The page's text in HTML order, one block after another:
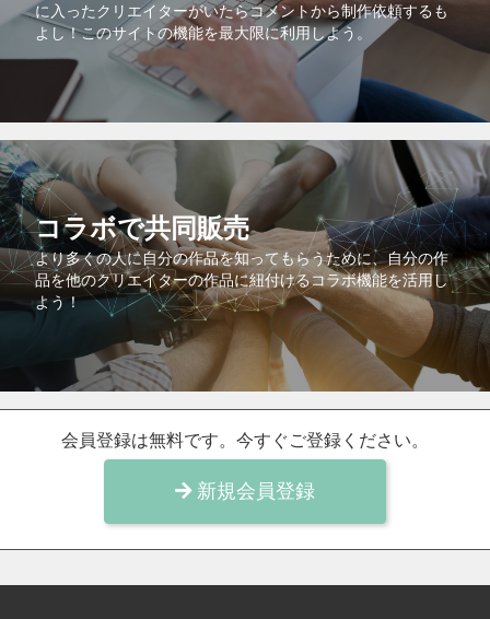
に入ったクリエイターがいたらコメントから制作依頼するも
よし！このサイトの機能を最大限に利用しよう。
コラボで共同販売
より多くの人に自分の作品を知ってもらうために、自分の作
品を他のクリエイターの作品に紐付けるコラボ機能を活用し
よう！
会員登録は無料です。今すぐご登録ください。
新規会員登録